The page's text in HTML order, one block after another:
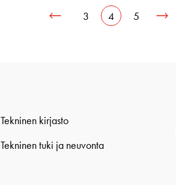
3 4 5
Tekninen kirjasto
Tekninen tuki ja neuvonta